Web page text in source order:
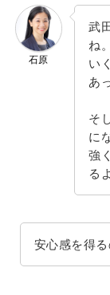
石原
武
ね
い
あ
そ
に
強
る
安心感を得る